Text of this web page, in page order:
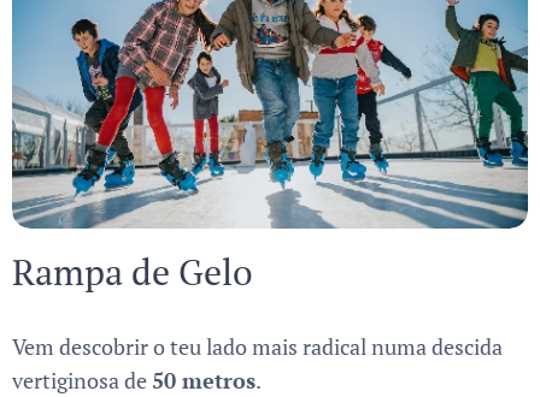
Rampa de Gelo
Vem descobrir o teu lado mais radical numa descida
vertiginosa de 50 metros.